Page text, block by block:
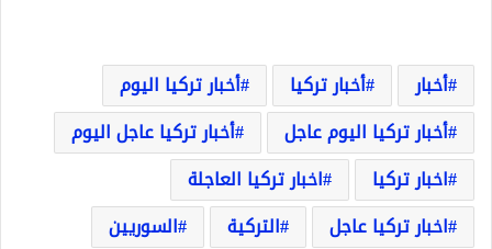
أخبار أخبار تركيا
أخبار تركيا اليوم
أخبار تركيا اليوم عاجل
أخبار تركيا عاجل اليوم
اخبار تركيا
اخبار تركيا العاجلة
اخبار تركيا عاجل
التركية
السوريين